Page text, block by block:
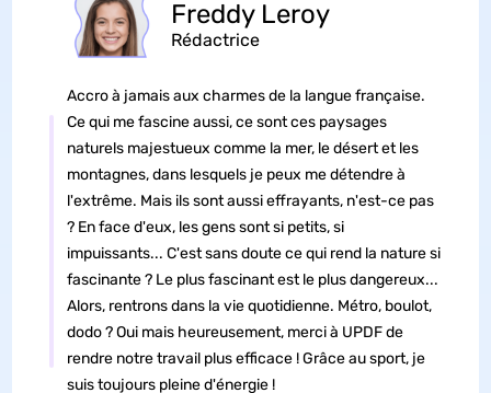
Freddy Leroy
Rédactrice
Accro à jamais aux charmes de la langue française.
Ce qui me fascine aussi, ce sont ces paysages
naturels majestueux comme la mer, le désert et les
montagnes, dans lesquels je peux me détendre à
l'extrême. Mais ils sont aussi effrayants, n'est-ce pas
? En face d'eux, les gens sont si petits, si
impuissants... C'est sans doute ce qui rend la nature si
fascinante ? Le plus fascinant est le plus dangereux...
Alors, rentrons dans la vie quotidienne. Métro, boulot,
dodo ? Oui mais heureusement, merci à UPDF de
rendre notre travail plus efficace ! Grâce au sport, je
suis toujours pleine d'énergie !